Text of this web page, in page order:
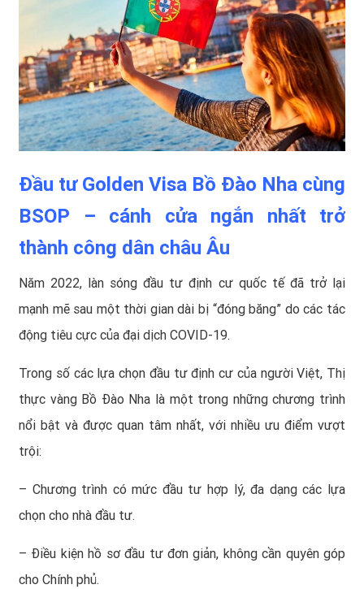
Đầu tư Golden Visa Bồ Đào Nha cùng
BSOP – cánh cửa ngắn nhất trở
thành công dân châu Âu
Năm 2022, làn sóng đầu tư định cư quốc tế đã trở lại
mạnh mẽ sau một thời gian dài bị “đóng băng” do các tác
động tiêu cực của đại dịch COVID-19.
Trong số các lựa chọn đầu tư định cư của người Việt, Thị
thực vàng Bồ Đào Nha là một trong những chương trình
nổi bật và được quan tâm nhất, với nhiều ưu điểm vượt
trội:
– Chương trình có mức đầu tư hợp lý, đa dạng các lựa
chọn cho nhà đầu tư.
– Điều kiện hồ sơ đầu tư đơn giản, không cần quyên góp
cho Chính phủ.